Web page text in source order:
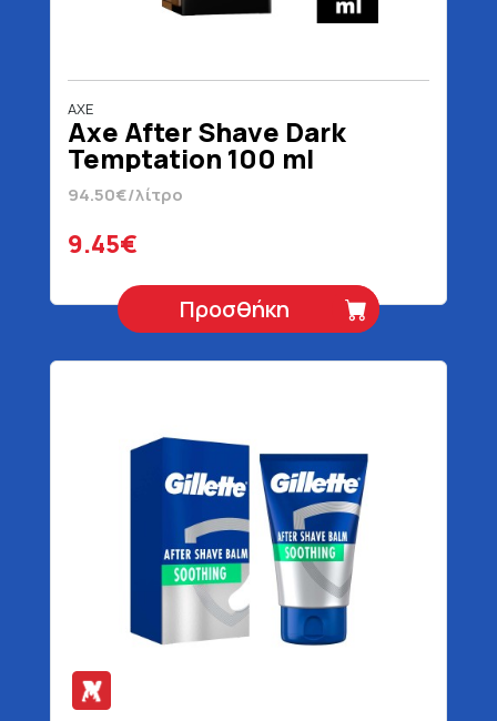
AXE
Axe After Shave Dark
Temptation 100 ml
94.50€/λίτρο
9.45€
Προσθήκη